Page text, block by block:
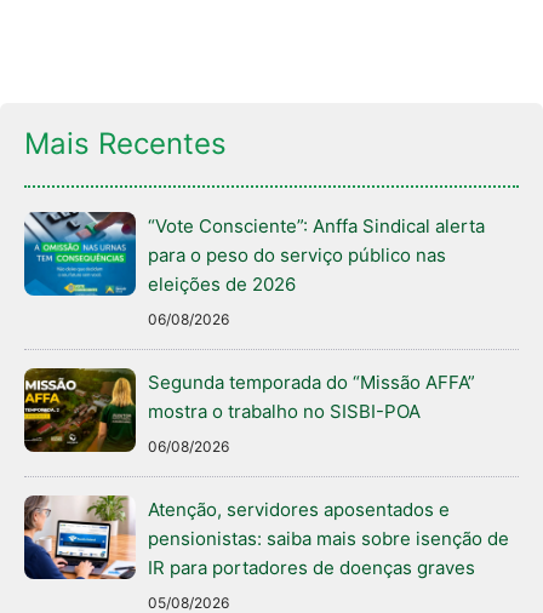
Mais Recentes
“Vote Consciente”: Anffa Sindical alerta
para o peso do serviço público nas
eleições de 2026
06/08/2026
Segunda temporada do “Missão AFFA”
mostra o trabalho no SISBI-POA
06/08/2026
Atenção, servidores aposentados e
pensionistas: saiba mais sobre isenção de
IR para portadores de doenças graves
05/08/2026